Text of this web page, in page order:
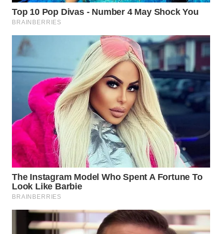
WAHANA
UMKM
WAHANA
SELEB
WAHANA
PERSONA
WAHANA
OTOMOTIF
WAHANA
HEALTH
WAHANA